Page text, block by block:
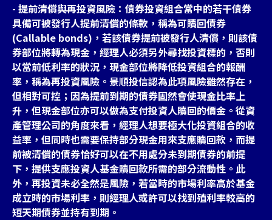
- 提前清償與再投資風險：債券投資組合當中的若干債券
具備可被發行人提前清償的條款，稱為可贖回債券
(Callable bonds)，若該債券提前被發行人清償，則該債
券部位將轉為現金，經理人必須另外尋找投資標的，否則
以當前低利率的狀況，現金部位將降低投資組合的報酬
率，稱為再投資風險。景順投信認為此項風險雖然存在，
但相對可控；因為提前到期的債券固然會使現金比率上
升，但現金部位亦可以做為支付投資人贖回的價金。從資
產管理公司的角度來看，經理人想要極大化投資組合的收
益率，但同時也需要保持部分現金用來支應贖回款，而提
前被清償的債券恰好可以在不用處分未到期債券的前提
下，提供支應投資人基金贖回款所需的部分流動性。此
外，再投資未必全然是風險，若當時的市場利率高於基金
成立時的市場利率，則經理人或許可以找到殖利率較高的
短天期債券並持有到期。